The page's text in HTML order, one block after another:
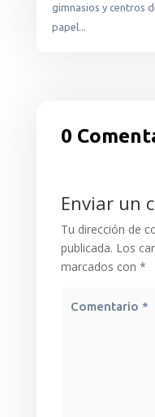
gimnasios y centros
papel...
0
Enviar un
Tu dirección de
publicada. Los
marcados con *